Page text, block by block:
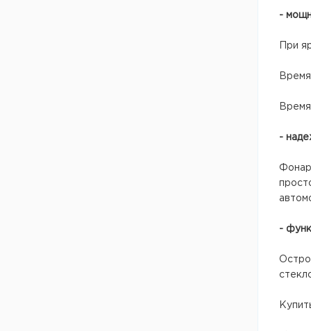
-
При
Время
-
-